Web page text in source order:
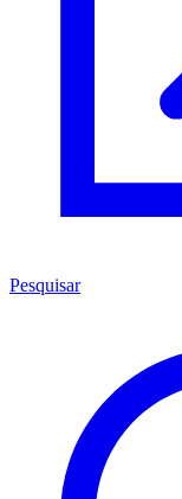
Pesquisar